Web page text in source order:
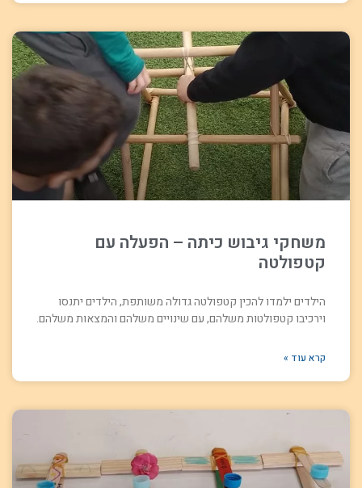
משחקי גיבוש כיתה – הפעלה עם
קטפולטה
הילדים ילמדו להכין קטפולטה גדולה משותפת, הילדים יתנסו
וירכיבו קטפולטות משלהם, עם שינויים משלהם והמצאות משלהם.
קרא עוד »